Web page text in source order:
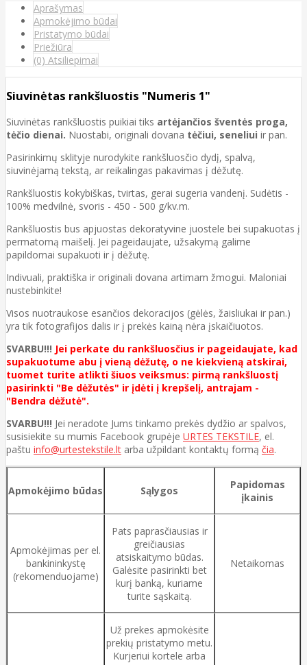
Aprašymas
Apmokėjimo būdai
Pristatymo būdai
Priežiūra
(0) Atsiliepimai
Siuvinėtas rankšluostis "Numeris 1"
Siuvinėtas rankšluostis puikiai tiks artėjančios šventės proga,
tėčio dienai. Nuostabi, originali dovana tėčiui, seneliui ir pan.
Pasirinkimų sklityje nurodykite rankšluosčio dydį, spalvą,
siuvinėjamą tekstą, ar reikalingas pakavimas į dėžutę.
Rankšluostis kokybiškas, tvirtas, gerai sugeria vandenį. Sudėtis -
100% medvilnė, svoris - 450 - 500 g/kv.m.
Rankšluostis bus apjuostas dekoratyvine juostele bei supakuotas į
permatomą maišelį. Jei pageidaujate, užsakymą galime
papildomai supakuoti ir į dėžutę.
Indivuali, praktiška ir originali dovana artimam žmogui. Maloniai
nustebinkite!
Visos nuotraukose esančios dekoracijos (gėlės, žaisliukai ir pan.)
yra tik fotografijos dalis ir į prekės kainą nėra įskaičiuotos.
SVARBU!!! Jei perkate du rankšluosčius ir pageidaujate, kad
supakuotume abu į vieną dėžutę, o ne kiekvieną atskirai,
tuomet turite atlikti šiuos veiksmus: pirmą rankšluostį
pasirinkti "Be dėžutės" ir įdėti į krepšelį, antrajam -
"Bendra dėžutė".
SVARBU!!! Jei neradote Jums tinkamo prekės dydžio ar spalvos,
susisiekite su mumis Facebook grupėje URTES TEKSTILE, el.
paštu info@urtestekstile.lt arba užpildant kontaktų formą čia.
Apmokėjimo būdas Sąlygos
Papidomas
įkainis
Apmokėjimas per el.
bankininkystę
(rekomenduojame)
Pats paprasčiausias ir
greičiausias
atsiskaitymo būdas.
Galėsite pasirinkti bet
kurį banką, kuriame
turite sąskaitą.
Netaikomas
Už prekes apmokėsite
prekių pristatymo metu.
Kurjeriui kortele arba